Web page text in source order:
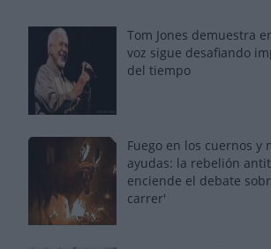
Tom Jones demuestra
voz sigue desafiando
del tiempo
Fuego en los cuernos y
ayudas: la rebelión
enciende el debate
carrer'